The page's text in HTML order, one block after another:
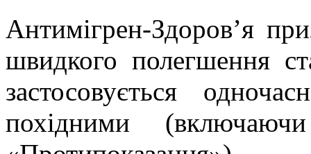
Антимігрен-Здоров’я
швидкого полегшення
застосовується
похідними